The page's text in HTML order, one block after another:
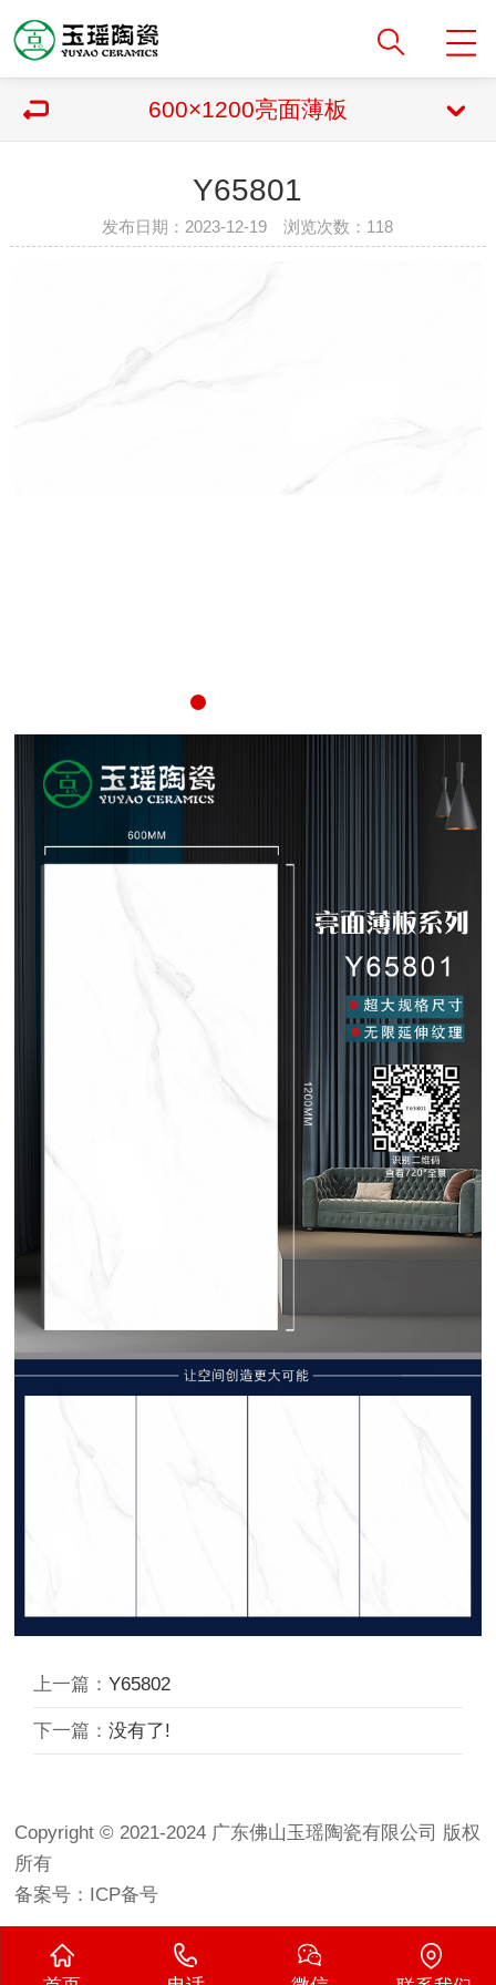
600×1200亮面薄板
Y65801
发布日期：2023-12-19 浏览次数： 118
上一篇：Y65802
下一篇：没有了!
Copyright © 2021-2024 广东佛山玉瑶陶瓷有限公司 版权
所有
备案号：
ICP备号